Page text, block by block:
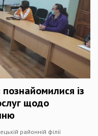
із
щодо
районній філії